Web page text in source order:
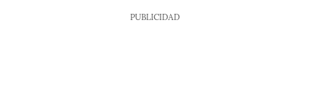
PUBLICIDAD